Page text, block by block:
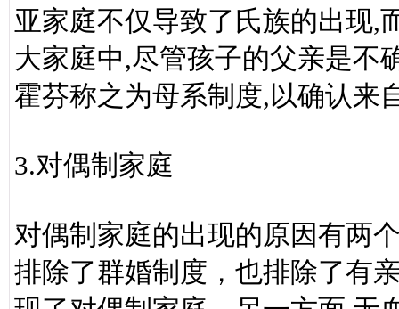
亚家庭不仅导致了氏族的出现,
大家庭中,尽管孩子的父亲是不
霍芬称之为母系制度,以确认来
3.对偶制家庭
对偶制家庭的出现的原因有两
排除了群婚制度，也排除了有